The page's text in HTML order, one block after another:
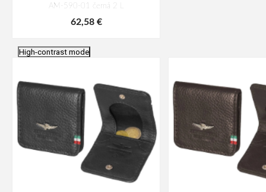
AM-590-01 černá 2 L
62,58 €
High-contrast mode